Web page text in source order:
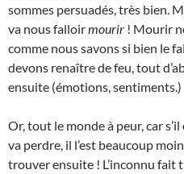
sommes persuadés, très bien.
va nous falloirmourir ! Mourir
comme nous savons si bien le
devons renaître de feu, tout
ensuite (émotions, sentiments.)
Or, tout le monde à peur, car
va perdre, il l’est beaucoup
trouver ensuite ! L’inconnu fait